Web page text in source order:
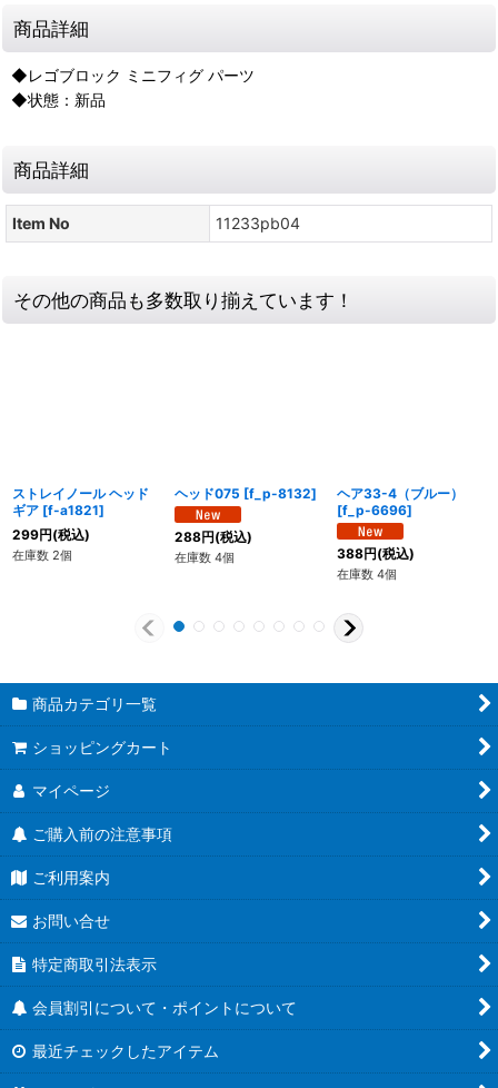
商品詳細
◆レゴブロック ミニフィグ パーツ
◆状態：新品
商品詳細
Item No 11233pb04
その他の商品も多数取り揃えています！
ストレイノール ヘッド
ギア [f-a1821]
299円(税込)
在庫数 2個
ヘッド075 [f_p-8132]
288円(税込)
在庫数 4個
ヘア33-4（ブルー）
[f_p-6696]
388円(税込)
在庫数 4個
商品カテゴリ一覧
ショッピングカート
マイページ
ご購入前の注意事項
ご利用案内
お問い合せ
特定商取引法表示
会員割引について・ポイントについて
最近チェックしたアイテム